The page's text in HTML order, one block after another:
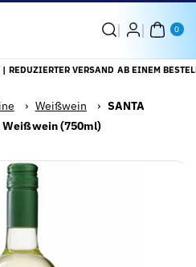
0
AR
TIK
VERSAND AB EINEM
› Weißwein › SANTA
Weißwein (750ml)